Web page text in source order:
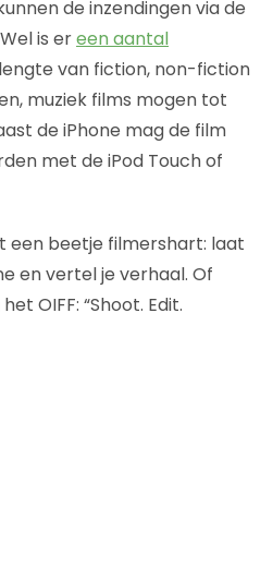
de inzendingen via de
is ereen aantal
lengte van fiction, non-fiction
muziek films mogen tot
de iPhone mag de film
met de iPod Touch of
een beetje filmershart: laat
en vertel je verhaal. Of
OIFF: “Shoot. Edit.